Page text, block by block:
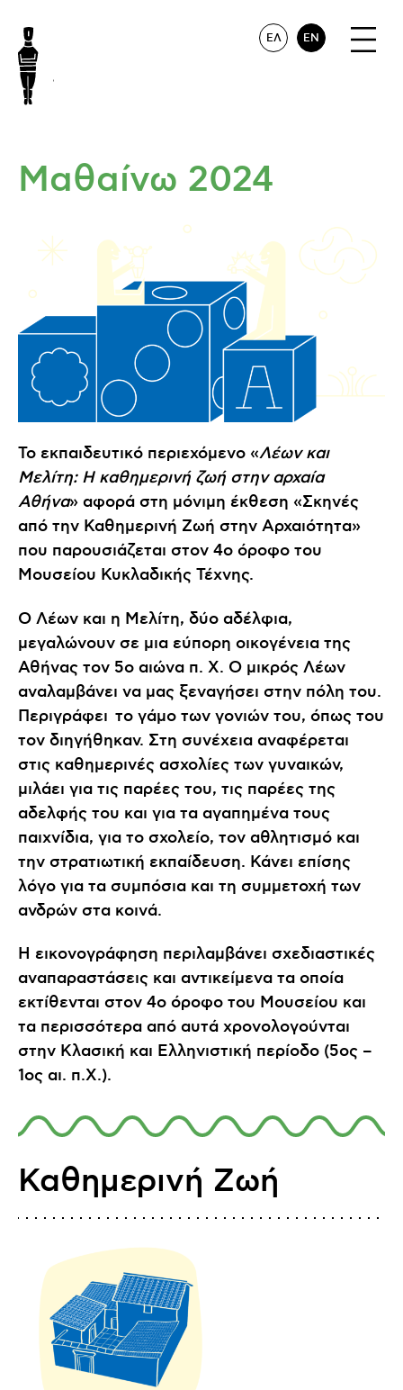
ΕΛ EN
Μαθαίνω 2024
Το εκπαιδευτικό περιεχόμενο «Λέων και
Μελίτη: Η καθημερινή ζωή στην αρχαία
Αθήνα» αφορά στη μόνιμη έκθεση «Σκηνές
από την Καθημερινή Ζωή στην Αρχαιότητα»
που παρουσιάζεται στον 4ο όροφο του
Μουσείου Κυκλαδικής Τέχνης.
Ο Λέων και η Μελίτη, δύο αδέλφια,
μεγαλώνουν σε μια εύπορη οικογένεια της
Αθήνας τον 5ο αιώνα π. Χ. Ο μικρός Λέων
αναλαμβάνει να μας ξεναγήσει στην πόλη του.
Περιγράφει το γάμο των γονιών του, όπως του
τον διηγήθηκαν. Στη συνέχεια αναφέρεται
στις καθημερινές ασχολίες των γυναικών,
μιλάει για τις παρέες του, τις παρέες της
αδελφής του και για τα αγαπημένα τους
παιχνίδια, για το σχολείο, τον αθλητισμό και
την στρατιωτική εκπαίδευση. Κάνει επίσης
λόγο για τα συμπόσια και τη συμμετοχή των
ανδρών στα κοινά.
Η εικονογράφηση περιλαμβάνει σχεδιαστικές
αναπαραστάσεις και αντικείμενα τα οποία
εκτίθενται στον 4ο όροφο του Μουσείου και
τα περισσότερα από αυτά χρονολογούνται
στην Κλασική και Ελληνιστική περίοδο (5ος –
1ος αι. π.Χ.).
Καθημερινή Ζωή